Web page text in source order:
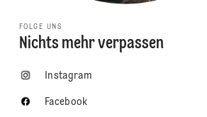
FOLGE UNS
Nichts mehr verpassen
Instagram
Facebook